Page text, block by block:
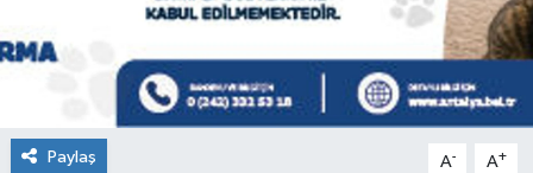
Paylaş A- A+